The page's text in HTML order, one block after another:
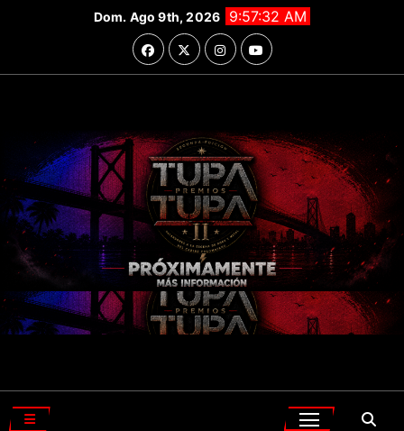
Dom. Ago 9th, 2026 9:57:33 AM